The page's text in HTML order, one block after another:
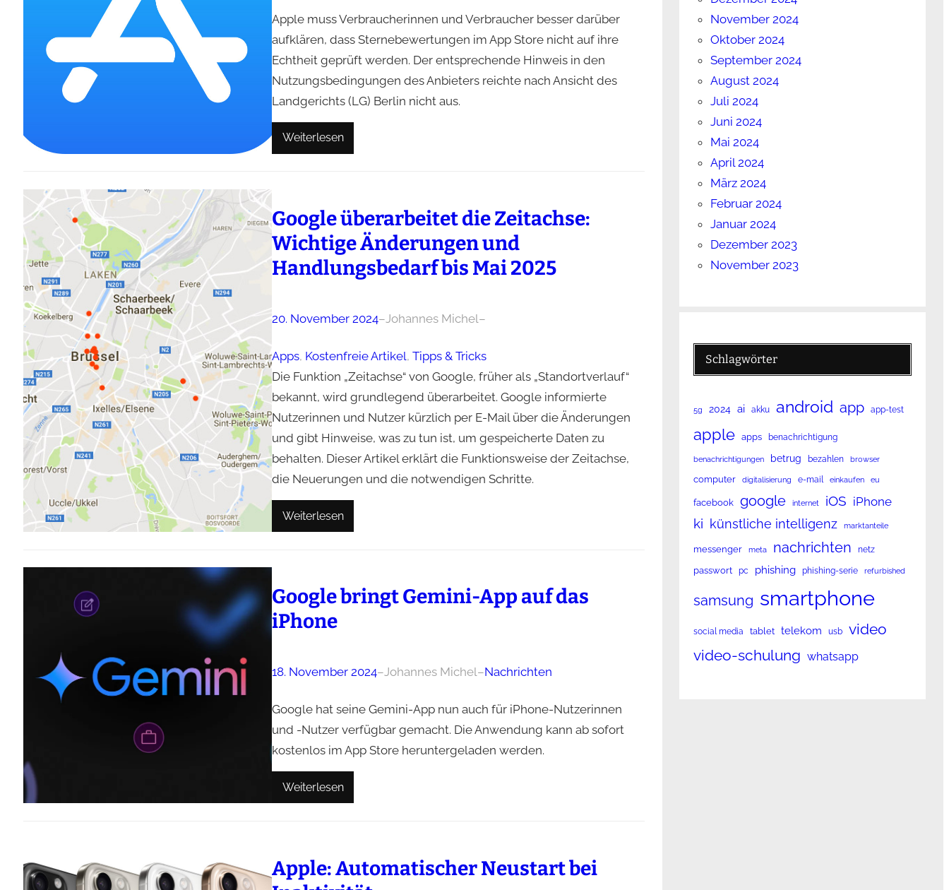
Apple muss Verbraucherinnen und Verbraucher besser darüber
aufklären, dass Sternebewertungen im App Store nicht auf ihre
Echtheit geprüft werden. Der entsprechende Hinweis in den
Nutzungsbedingungen des Anbieters reichte nach Ansicht des
Landgerichts (LG) Berlin nicht aus.
Weiterlesen
Google überarbeitet die Zeitachse:
Wichtige Änderungen und
Handlungsbedarf bis Mai 2025
20. November 2024–Johannes Michel–
Apps, Kostenfreie Artikel, Tipps & Tricks
Die Funktion „Zeitachse“ von Google, früher als „Standortverlauf“
bekannt, wird grundlegend überarbeitet. Google informierte
Nutzerinnen und Nutzer kürzlich per E-Mail über die Änderungen
und gibt Hinweise, was zu tun ist, um gespeicherte Daten zu
behalten. Dieser Artikel erklärt die Funktionsweise der Zeitachse,
die Neuerungen und die notwendigen Schritte.
Weiterlesen
Google bringt Gemini-App auf das
iPhone
18. November 2024–Johannes Michel–Nachrichten
Google hat seine Gemini-App nun auch für iPhone-Nutzerinnen
und -Nutzer verfügbar gemacht. Die Anwendung kann ab sofort
kostenlos im App Store heruntergeladen werden.
Weiterlesen
Apple: Automatischer Neustart bei
November 2024
Oktober 2024
September 2024
August 2024
Juli 2024
Juni 2024
Mai 2024
April 2024
März 2024
Februar 2024
Januar 2024
Dezember 2023
November 2023
Schlagwörter
5g 2024 ai akku android app app-test
apple apps benachrichtigung
benachrichtigungen betrug bezahlen browser
computer digitalisierung e-mail einkaufen eu
facebook google internet iOS iPhone
ki künstliche intelligenz marktanteile
messenger meta nachrichten netz
passwort pc phishing phishing-serie refurbished
samsung smartphone
social media tablet telekom usb
video
video-schulung whatsapp